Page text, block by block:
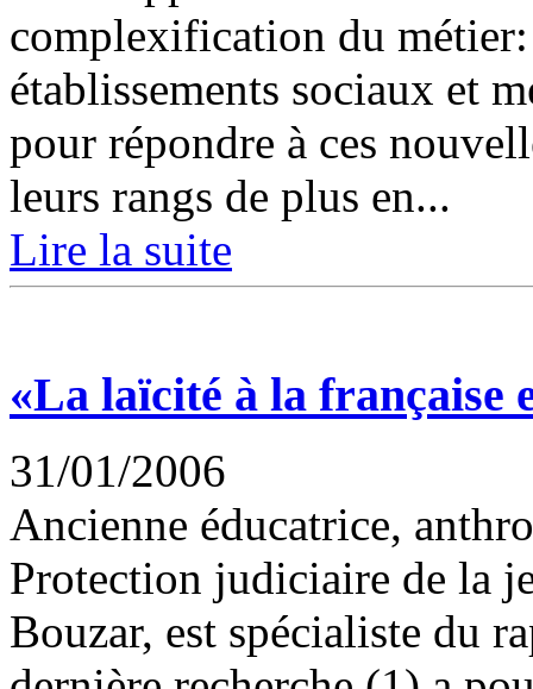
complexification du
établissements sociaux et
pour répondre à ces
leurs rangs de plus en...
Lire la suite
«La laïcité à la française
31/01/2006
Ancienne éducatrice,
Protection judiciaire de la
Bouzar, est spécialiste du